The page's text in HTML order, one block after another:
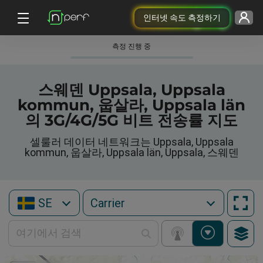
인터넷 속도 측정하기
측정 진행 중
스웨덴 Uppsala, Uppsala
kommun, 웁살라, Uppsala län
의 3G/4G/5G 비트 전송률 지도
셀룰러 데이터 네트워크는 Uppsala, Uppsala
kommun, 웁살라, Uppsala län, Uppsala, 스웨덴
SE